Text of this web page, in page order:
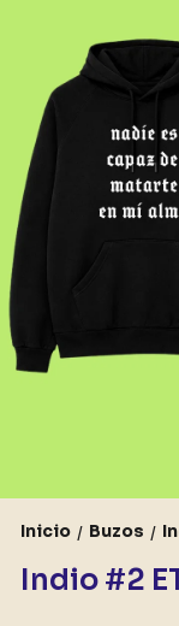
Inicio / Buzos /
Indio #2